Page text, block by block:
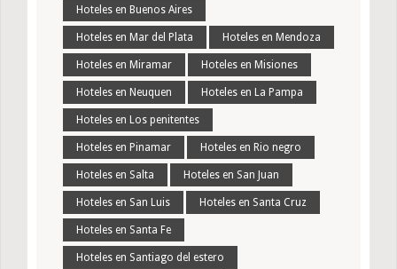
Hoteles en Buenos Aires
Hoteles en Mar del Plata Hoteles en Mendoza
Hoteles en Miramar Hoteles en Misiones
Hoteles en Neuquen Hoteles en La Pampa
Hoteles en Los penitentes
Hoteles en Pinamar Hoteles en Rio negro
Hoteles en Salta Hoteles en San Juan
Hoteles en San Luis Hoteles en Santa Cruz
Hoteles en Santa Fe
Hoteles en Santiago del estero